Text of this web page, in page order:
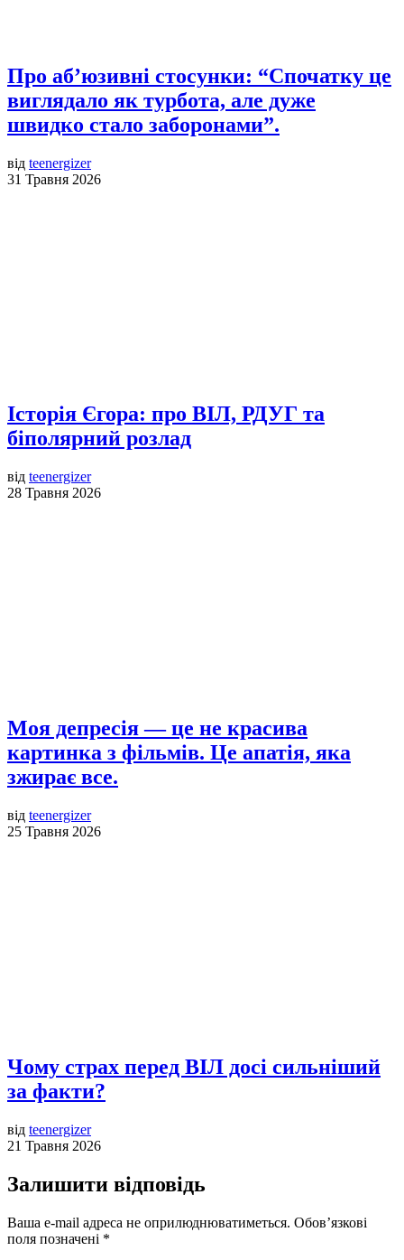
Про аб’юзивні стосунки: “Спочатку це
виглядало як турбота, але дуже
швидко стало заборонами”.
від teenergizer
31 Травня 2026
Історія Єгора: про ВІЛ, РДУГ та
біполярний розлад
від teenergizer
28 Травня 2026
Моя депресія — це не красива
картинка з фільмів. Це апатія, яка
зжирає все.
від teenergizer
25 Травня 2026
Чому страх перед ВІЛ досі сильніший
за факти?
від teenergizer
21 Травня 2026
Залишити відповідь
Ваша e-mail адреса не оприлюднюватиметься. Обов’язкові
поля позначені *